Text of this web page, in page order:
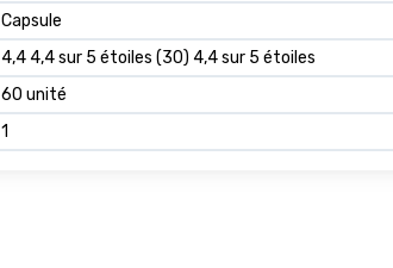
Capsule
4,4 4,4 sur 5 étoiles (30) 4,4 sur 5 étoiles
60 unité
1